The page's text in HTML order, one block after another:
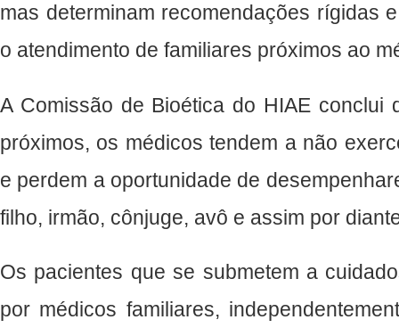
mas determinam recomendações rígidas
o atendimento de familiares próximos ao
A Comissão de Bioética do HIAE conclui
próximos, os médicos tendem a não
e perdem a oportunidade de
filho, irmão, cônjuge, avô e assim por
Os pacientes que se submetem a
por médicos familiares,